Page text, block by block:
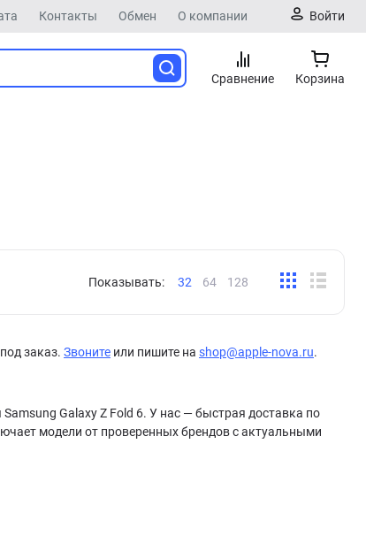
Контакты Обмен О компании Войти
Сравнение Корзина
Показывать: 32 64 128
заказ. Звоните или пишите на shop@apple-nova.ru.
Galaxy Z Fold 6. У нас — быстрая доставка по
модели от проверенных брендов с актуальными